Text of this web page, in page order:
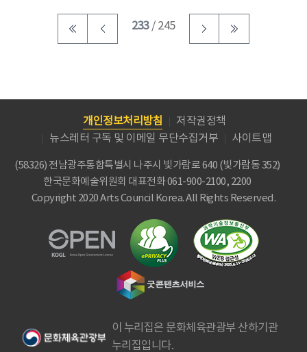
233/ 245
개인정보처리방침
저작권정책
뉴스레터 구독 및 이메일 무단수집거부
사이트맵
(58326) 전남광주통합특별시 나주시 빛가람로 640 (빛가람동 352)
한국문화예술위원회 대표전화 061-900-2100, 2200
Copyright 2020 Arts Council Korea. All Rights Reserved.
이 누리집은 문화체육관광부 산하기관
누리집입니다.